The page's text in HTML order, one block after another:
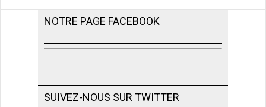
NOTRE PAGE FACEBOOK
SUIVEZ-NOUS SUR TWITTER